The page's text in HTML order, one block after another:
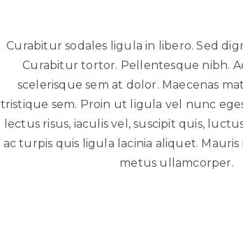
Curabitur sodales ligula in libero. Sed
Curabitur tortor. Pellentesque nibh.
scelerisque sem at dolor. Maecenas
tristique sem. Proin ut ligula vel nunc
lectus risus, iaculis vel, suscipit quis,
ac turpis quis ligula lacinia aliquet.
metus ullamcorper.